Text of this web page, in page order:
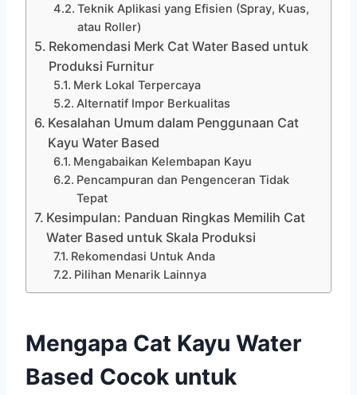
Teknik Aplikasi yang Efisien (Spray, Kuas,
atau Roller)
Rekomendasi Merk Cat Water Based untuk
Produksi Furnitur
Merk Lokal Terpercaya
Alternatif Impor Berkualitas
Kesalahan Umum dalam Penggunaan Cat
Kayu Water Based
Mengabaikan Kelembapan Kayu
Pencampuran dan Pengenceran Tidak
Tepat
Kesimpulan: Panduan Ringkas Memilih Cat
Water Based untuk Skala Produksi
Rekomendasi Untuk Anda
Pilihan Menarik Lainnya
Mengapa Cat Kayu Water
Based Cocok untuk